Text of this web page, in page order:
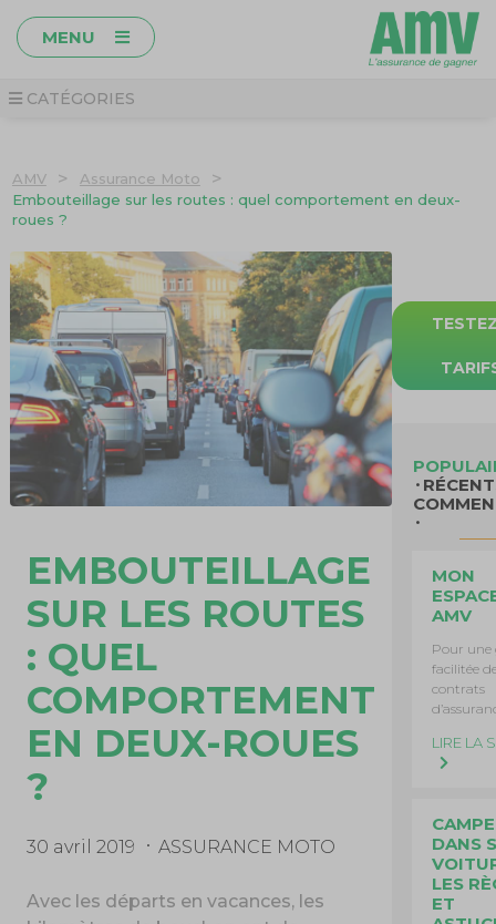
MENU
CATÉGORIES
AMV > Assurance Moto >
Embouteillage sur les routes : quel comportement en deux-
roues ?
EMBOUTEILLAGE
SUR LES ROUTES
: QUEL
COMPORTEMENT
EN DEUX-ROUES
?
30 avril 2019 ASSURANCE MOTO
Avec les départs en vacances, les
MON
AMV
Pour une
facilitée
contrats
LIRE LA
DANS
LES
ET